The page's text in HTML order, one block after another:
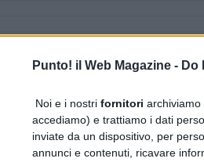
Punto! il Web Magazine - Do
Noi e i nostri fornitori archiviamo
accediamo) e trattiamo i dati
inviate da un dispositivo, per
annunci e contenuti, ricavare